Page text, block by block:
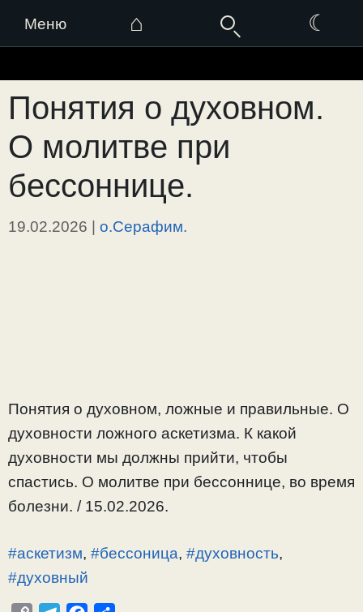
Меню ⌂ ☾
к
содержимому
Понятия о духовном.
О молитве при
бессоннице.
19.02.2026 | о.Серафим.
Понятия о духовном, ложные и правильные. О
духовности ложного аскетизма. К какой
духовности мы должны прийти, чтобы
спастись. О молитве при бессоннице, во время
болезни. / 15.02.2026.
#аскетизм, #бессоница, #духовность,
#духовный